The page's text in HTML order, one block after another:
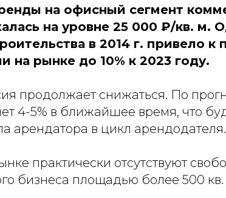
на офисный сегмент
на уровне 25 000 ₽/кв. м.
в 2014 г. привело к
на рынке до 10% к 2023 году.
продолжает снижаться. По
4-5% в ближайшее время, что
арендатора в цикл арендодателя.
практически отсутствуют
бизнеса площадью более 500 кв.